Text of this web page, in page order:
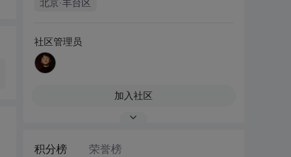
北京·丰台区
社区管理员
加入社区
积分榜 荣誉榜